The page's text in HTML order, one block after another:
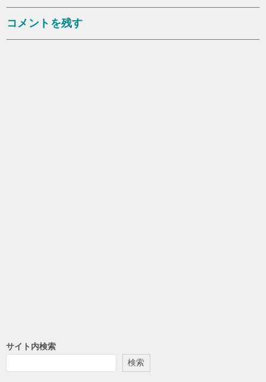
コメントを残す
サイト内検索
検索